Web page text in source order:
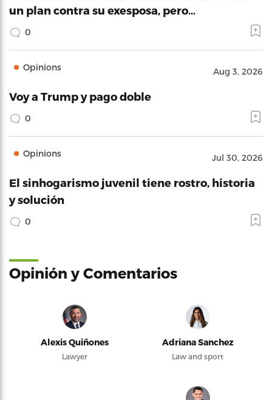
un plan contra su exesposa, pero…
0
Opinions Aug 3, 2026
Voy a Trump y pago doble
0
Opinions Jul 30, 2026
El sinhogarismo juvenil tiene rostro, historia
y solución
0
Opinión y Comentarios
Alexis Quiñones
Lawyer
Adriana Sanchez
Law and sport